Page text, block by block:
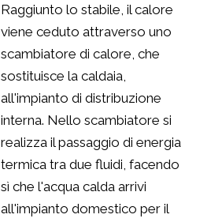
Raggiunto lo stabile, il calore
viene ceduto attraverso uno
scambiatore di calore, che
sostituisce la caldaia,
all'impianto di distribuzione
interna. Nello scambiatore si
realizza il passaggio di energia
termica tra due fluidi, facendo
sì che l'acqua calda arrivi
all'impianto domestico per il